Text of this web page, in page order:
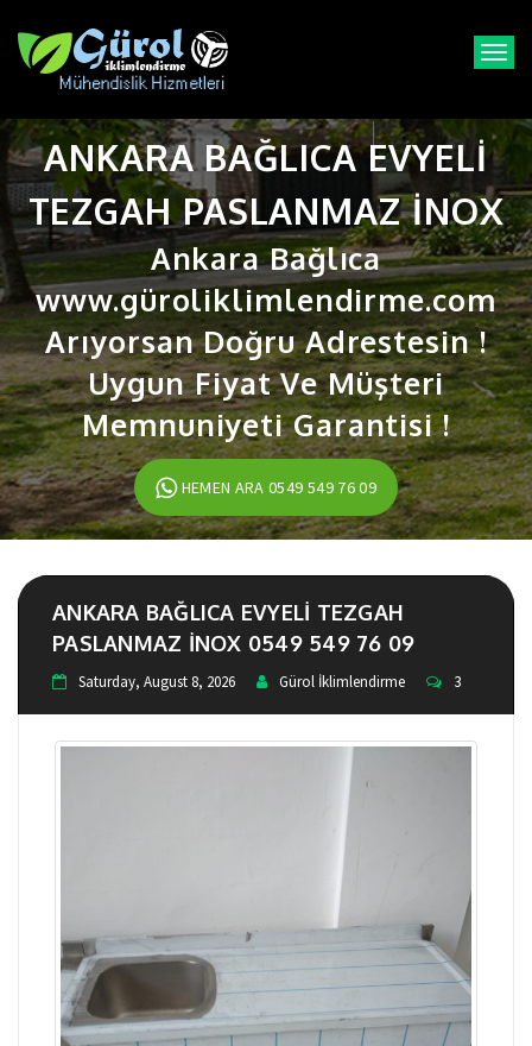
T
g
l
n
a
v
i
g
a
t
i
o
n
ANKARA BAĞLICA EVYELI
TEZGAH PASLANMAZ INOX
Ankara Bağlıca
www.güroliklimlendirme.com
Arıyorsan Doğru Adrestesin !
Uygun Fiyat Ve Müşteri
Memnuniyeti Garantisi !
HEMEN ARA 0549 549 76 09
ANKARA BAĞLICA EVYELI TEZGAH
PASLANMAZ INOX 0549 549 76 09
Saturday, August 8, 2026 Gürol İklimlendirme 3